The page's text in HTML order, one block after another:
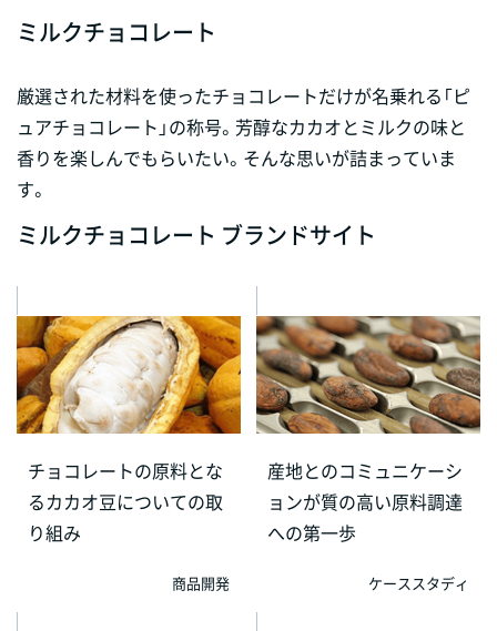
ミルクチョコレート
厳選された材料を使ったチョコレートだけが名乗れる「ピ
ュアチョコレート」の称号。芳醇なカカオとミルクの味と
香りを楽しんでもらいたい。そんな思いが詰まっていま
す。
ミルクチョコレート ブランドサイト
チョコレートの原料とな
るカカオ豆についての取
り組み
商品開発
産地とのコミュニケーシ
ョンが質の高い原料調達
への第一歩
ケーススタディ